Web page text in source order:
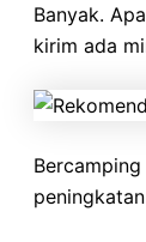
Banyak.
kirim ada